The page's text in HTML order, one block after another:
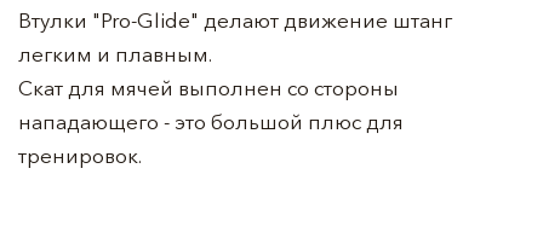
Втулки "Pro-Glide" делают движение штанг
легким и плавным.
Скат для мячей выполнен со стороны
нападающего - это большой плюс для
тренировок.